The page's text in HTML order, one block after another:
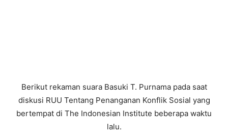
Berikut rekaman suara Basuki T. Purnama pada saat
diskusi RUU Tentang Penanganan Konflik Sosial yang
bertempat di The Indonesian Institute beberapa waktu
lalu.